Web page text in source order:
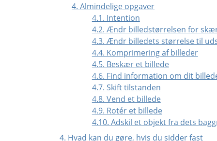
4. Almindelige opgaver
4.1. Intention
4.2. Ændr billedstørrelsen for
4.3. Ændr billedets størrelse til
4.4. Komprimering af billeder
4.5. Beskær et billede
4.6. Find information om dit
4.7. Skift tilstanden
4.8. Vend et billede
4.9. Rotér et billede
4.10. Adskil et objekt fra dets
4. Hvad kan du gøre, hvis du sidder fast